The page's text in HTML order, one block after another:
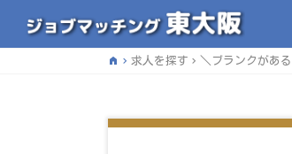
home 求人を探す ＼ブランクがあ